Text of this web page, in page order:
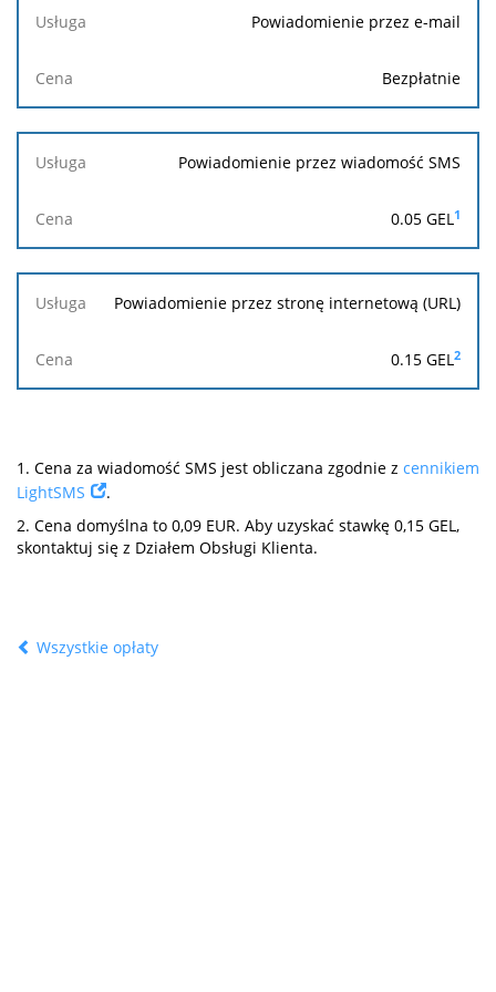
Powiadomienie przez e-mail
Bezpłatnie
Powiadomienie przez wiadomość SMS
0.05 GEL1
Powiadomienie przez stronę internetową (URL)
0.15 GEL2
1. Cena za wiadomość SMS jest obliczana zgodnie z cennikiem
LightSMS
.
2. Cena domyślna to 0,09 EUR. Aby uzyskać stawkę 0,15 GEL,
skontaktuj się z Działem Obsługi Klienta.
Wszystkie opłaty